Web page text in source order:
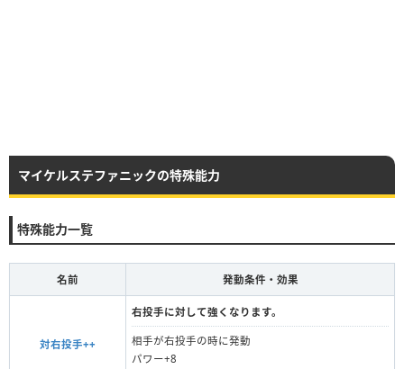
マイケルステファニックの特殊能力
特殊能力一覧
名前 発動条件・効果
対右投手++
右投手に対して強くなります。
相手が右投手の時に発動
パワー+8